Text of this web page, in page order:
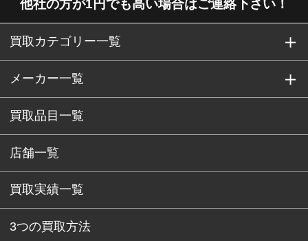
他社の方が1円でも高い場合はご連絡下さい！
買取カテゴリー一覧
メーカー一覧
買取品目一覧
店舗一覧
買取実績一覧
3つの買取方法